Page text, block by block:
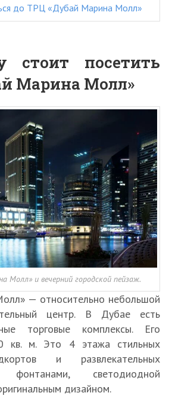
до ТРЦ «Дубай Марина Молл»
стоит посетить
Марина Молл»
Молл» и вечерний городской пейзаж.
— относительно небольшой
центр. В Дубае есть
торговые комплексы. Его
кв. м. Это 4 этажа стильных
и развлекательных
светодиодной
дизайном.